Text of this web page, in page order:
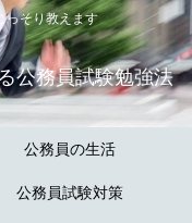
っそり教えます
公務員試験勉強法
公務員の生活
公務員試験対策